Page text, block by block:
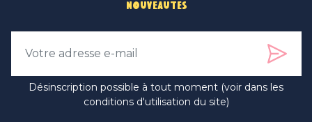
nouveautés
Désinscription possible à tout moment (voir dans les
conditions d'utilisation du site)